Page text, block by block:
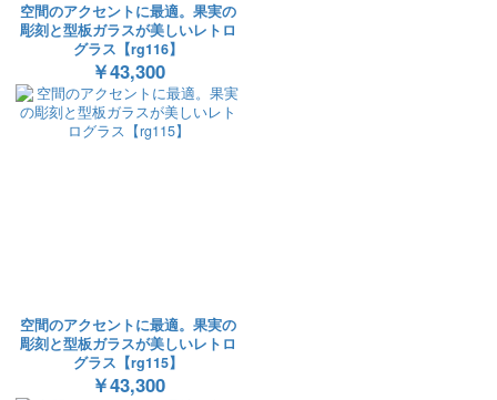
空間のアクセントに最適。果実の
彫刻と型板ガラスが美しいレトロ
グラス【rg116】
￥43,300
空間のアクセントに最適。果実の
彫刻と型板ガラスが美しいレトロ
グラス【rg115】
￥43,300